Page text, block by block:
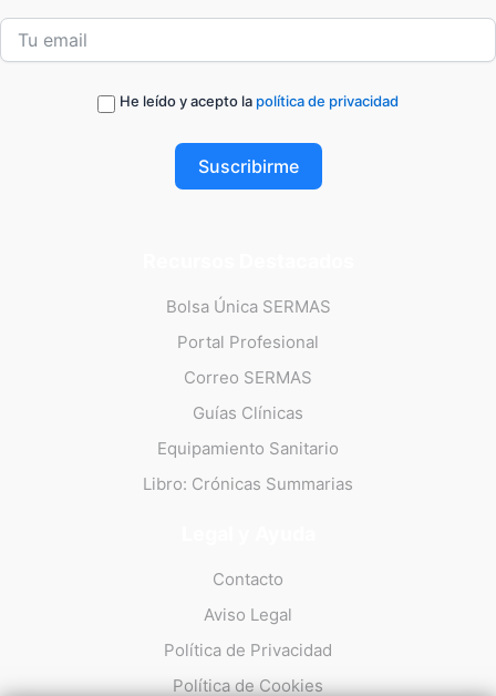
He leído y acepto la política de privacidad
Suscribirme
Bolsa Única SERMAS
Portal Profesional
Correo SERMAS
Guías Clínicas
Equipamiento Sanitario
Libro: Crónicas Summarias
Contacto
Aviso Legal
Política de Privacidad
Política de Cookies